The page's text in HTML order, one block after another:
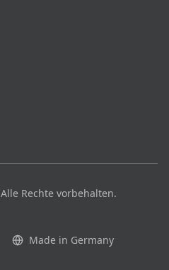
Alle Rechte vorbehalten.
Made in Germany